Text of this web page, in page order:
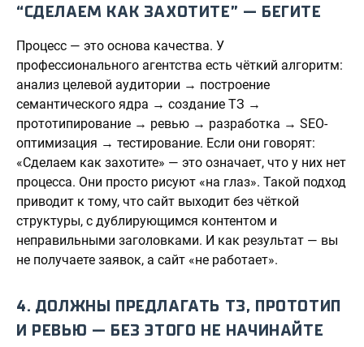
“СДЕЛАЕМ КАК ЗАХОТИТЕ” — БЕГИТЕ
Процесс — это основа качества. У
профессионального агентства есть чёткий алгоритм:
анализ целевой аудитории → построение
семантического ядра → создание ТЗ →
прототипирование → ревью → разработка → SEO-
оптимизация → тестирование. Если они говорят:
«Сделаем как захотите» — это означает, что у них нет
процесса. Они просто рисуют «на глаз». Такой подход
приводит к тому, что сайт выходит без чёткой
структуры, с дублирующимся контентом и
неправильными заголовками. И как результат — вы
не получаете заявок, а сайт «не работает».
4. ДОЛЖНЫ ПРЕДЛАГАТЬ ТЗ, ПРОТОТИП
И РЕВЬЮ — БЕЗ ЭТОГО НЕ НАЧИНАЙТЕ